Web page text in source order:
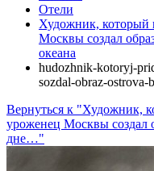
Отели
Художник, который
Москвы создал
океана
hudozhnik-kotoryj-
sozdal-obraz-
Вернуться к "Художник,
уроженец Москвы создал
дне…"